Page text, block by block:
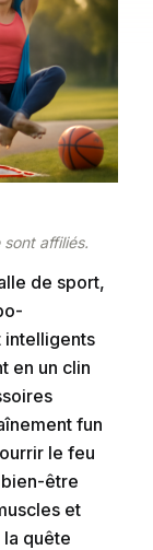
affiliés.
de sport,
intelligents
en un clin
fun
le feu
bien-être
et
la quête